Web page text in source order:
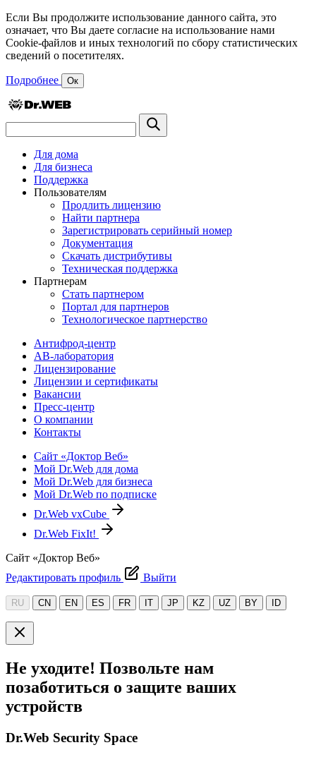
Если Вы продолжите использование данного сайта, это
означает, что Вы даете согласие на использование нами
Cookie-файлов и иных технологий по сбору статистических
сведений о посетителях.
Подробнее Ок
Для дома
Для бизнеса
Поддержка
Пользователям
Продлить лицензию
Найти партнера
Зарегистрировать серийный номер
Документация
Скачать дистрибутивы
Техническая поддержка
Партнерам
Стать партнером
Портал для партнеров
Технологическое партнерство
Антифрод-центр
АВ-лаборатория
Лицензирование
Лицензии и сертификаты
Вакансии
Пресс-центр
О компании
Контакты
Сайт «Доктор Веб»
Мой Dr.Web для дома
Мой Dr.Web для бизнеса
Мой Dr.Web по подписке
Dr.Web vxCube
Dr.Web FixIt!
Сайт «Доктор Веб»
Редактировать профиль
Выйти
RU CN EN ES FR IT JP KZ UZ BY ID
Не уходите! Позвольте нам
позаботиться о защите ваших
устройств
Dr.Web Security Space